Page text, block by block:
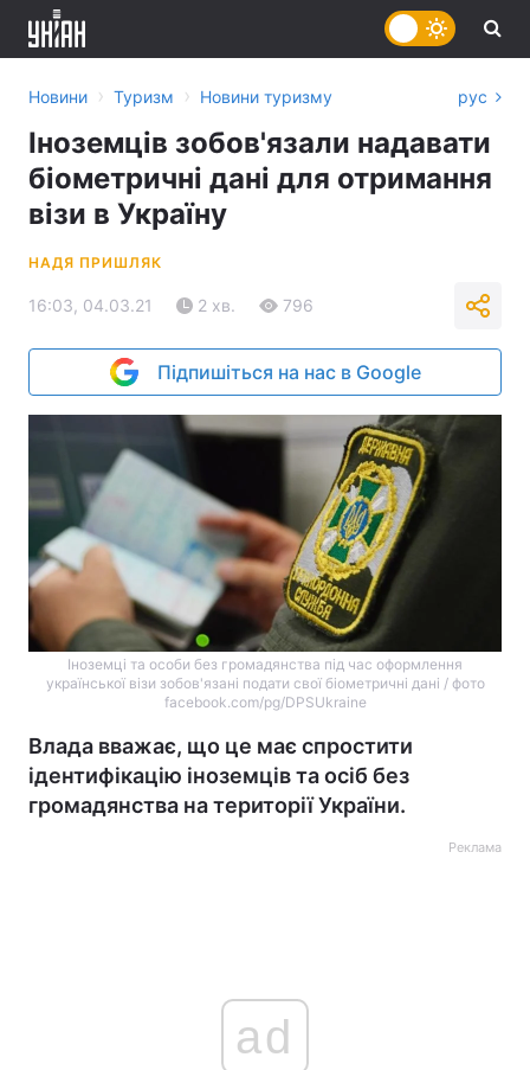
Новини › Туризм › Новини туризму рус
Іноземців зобов'язали надавати
біометричні дані для отримання
візи в Україну
НАДЯ ПРИШЛЯК
16:03, 04.03.21 2 хв. 796
Підпишіться на нас в Google
Іноземці та особи без громадянства під час оформлення
української візи зобов'язані подати свої біометричні дані / фото
facebook.com/pg/DPSUkraine
Влада вважає, що це має спростити
ідентифікацію іноземців та осіб без
громадянства на території України.
Реклама
ad